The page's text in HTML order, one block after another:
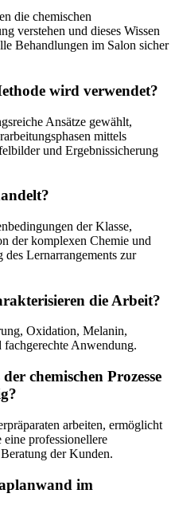
die chemischen
verstehen und dieses Wissen
Behandlungen im Salon sicher
wird verwendet?
Ansätze gewählt,
mittels
und Ergebnissicherung
der Klasse,
der komplexen Chemie und
des Lernarrangements zur
die Arbeit?
Oxidation, Melanin,
Anwendung.
chemischen Prozesse
arbeiten, ermöglicht
eine professionellere
der Kunden.
im